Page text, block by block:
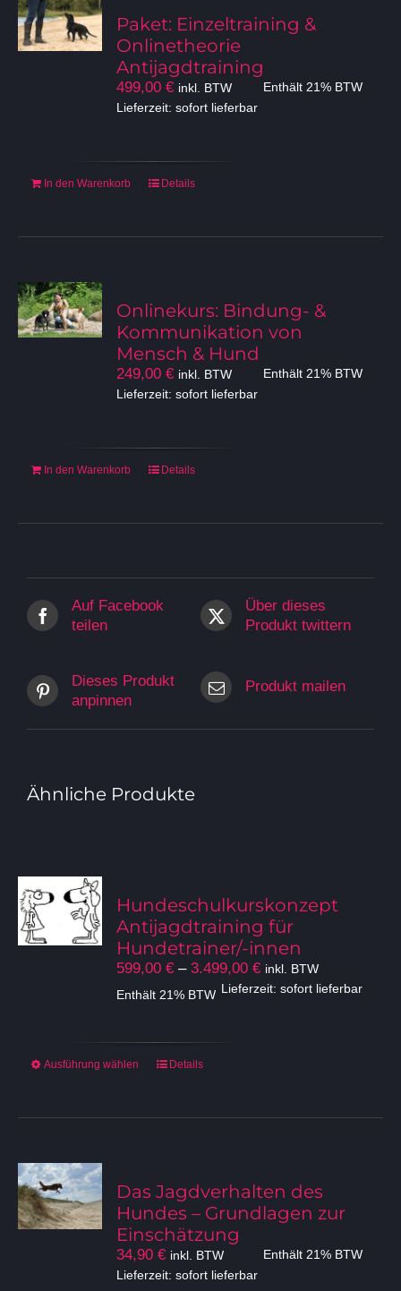
Die
Optionen
können
auf
der
Produktseite
Paket: Einzeltraining &
Onlinetheorie
Antijagdtraining
499,00 € inkl. BTW Enthält 21% BTW
Lieferzeit: sofort lieferbar
In den Warenkorb Details
Onlinekurs: Bindung- &
Kommunikation von
Mensch & Hund
249,00 € inkl. BTW Enthält 21% BTW
Lieferzeit: sofort lieferbar
In den Warenkorb Details
Auf Facebook
teilen
Über dieses
Produkt twittern
Dieses Produkt
anpinnen
Produkt mailen
Ähnliche Produkte
Hundeschulkurskonzept
Antijagdtraining für
Hundetrainer/-innen
599,00 € – 3.499,00 €Preisspanne:
599,00 €
inkl. BTW
Enthält 21% BTW Lieferzeit: sofort lieferbar
Ausführung wählen
Dieses
mehrere
Die
Optionen
können
auf
der
Produktseite
Details
Das Jagdverhalten des
Hundes – Grundlagen zur
Einschätzung
34,90 € inkl. BTW Enthält 21% BTW
Lieferzeit: sofort lieferbar